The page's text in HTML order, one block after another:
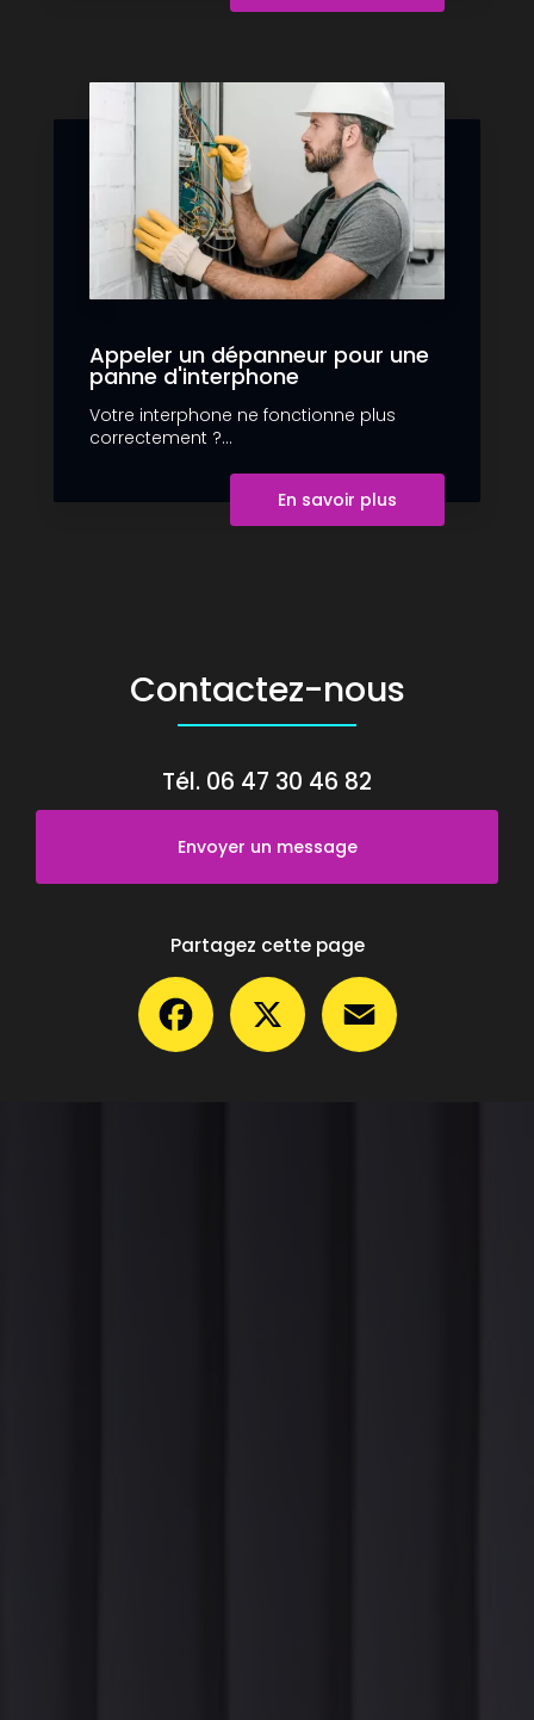
Appeler un dépanneur pour une
panne d'interphone
Votre interphone ne fonctionne plus
correctement ?...
En savoir plus
Contactez-nous
Tél. 06 47 30 46 82
Envoyer un message
Partagez cette page
Facebook